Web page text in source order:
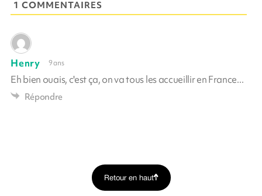
1 COMMENTAIRES
Henry 9 ans
Eh bien ouais, c'est ça, on va tous les accueillir en France...
Répondre
Retour en haut